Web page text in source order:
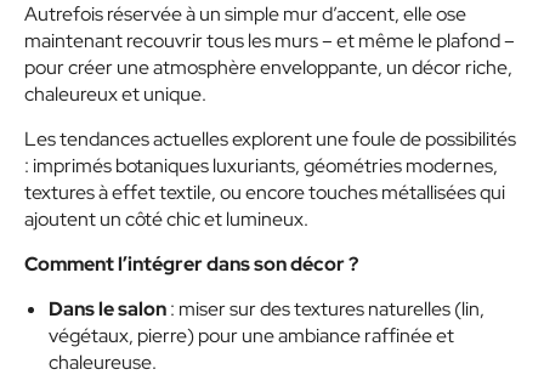
Autrefois réservée à un simple mur d’accent, elle ose
maintenant recouvrir tous les murs – et même le plafond –
pour créer une atmosphère enveloppante, un décor riche,
chaleureux et unique.
Les tendances actuelles explorent une foule de possibilités
: imprimés botaniques luxuriants, géométries modernes,
textures à effet textile, ou encore touches métallisées qui
ajoutent un côté chic et lumineux.
Comment l’intégrer dans son décor ?
Dans le salon: miser sur des textures naturelles (lin,
végétaux, pierre) pour une ambiance raffinée et
chaleureuse.